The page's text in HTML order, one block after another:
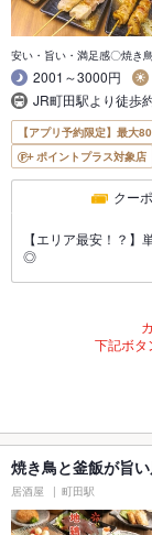
安い・旨い・満足感〇焼き
2001～3000円
JR町田駅より徒歩
【アプリ予約限定】最大
ポイントプラス対象店
クー
【エリア最安！？
◎
下記ボタ
焼き鳥と釜飯が旨
居酒屋 町田駅